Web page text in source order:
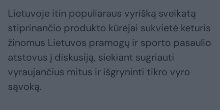
Lietuvoje itin populiaraus vyrišką sveikatą
stiprinančio produkto kūrėjai sukvietė keturis
žinomus Lietuvos pramogų ir sporto pasaulio
atstovus į diskusiją, siekiant sugriauti
vyraujančius mitus ir išgryninti tikro vyro
sąvoką.